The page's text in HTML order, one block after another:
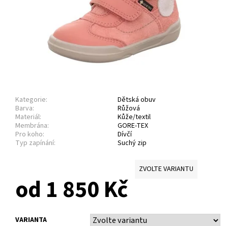
Kategorie:
Dětská obuv
Barva:
Růžová
Materiál:
Kůže/textil
Membrána:
GORE-TEX
Pro koho:
Dívčí
Typ zapínání:
Suchý zip
ZVOLTE VARIANTU
od 1 850 Kč
VARIANTA